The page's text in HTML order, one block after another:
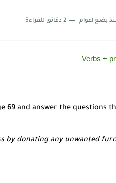
بضع اعوام 2 دقائق للقراءة
Verbs +
69 and answer the questions
by donating any unwanted